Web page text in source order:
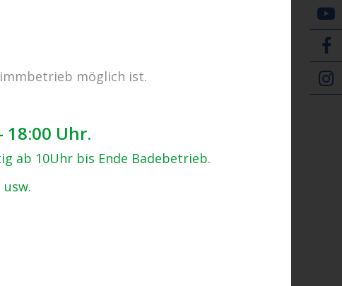
möglich ist.
18:00 Uhr.
ab 10Uhr bis Ende Badebetrieb.